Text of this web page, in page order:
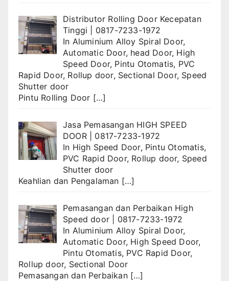
Distributor Rolling Door Kecepatan
Tinggi | 0817-7233-1972
In Aluminium Alloy Spiral Door,
Automatic Door, head Door, High
Speed Door, Pintu Otomatis, PVC
Rapid Door, Rollup door, Sectional Door, Speed
Shutter door
Pintu Rolling Door […]
Jasa Pemasangan HIGH SPEED
DOOR | 0817-7233-1972
In High Speed Door, Pintu Otomatis,
PVC Rapid Door, Rollup door, Speed
Shutter door
Keahlian dan Pengalaman […]
Pemasangan dan Perbaikan High
Speed door | 0817-7233-1972
In Aluminium Alloy Spiral Door,
Automatic Door, High Speed Door,
Pintu Otomatis, PVC Rapid Door,
Rollup door, Sectional Door
Pemasangan dan Perbaikan […]